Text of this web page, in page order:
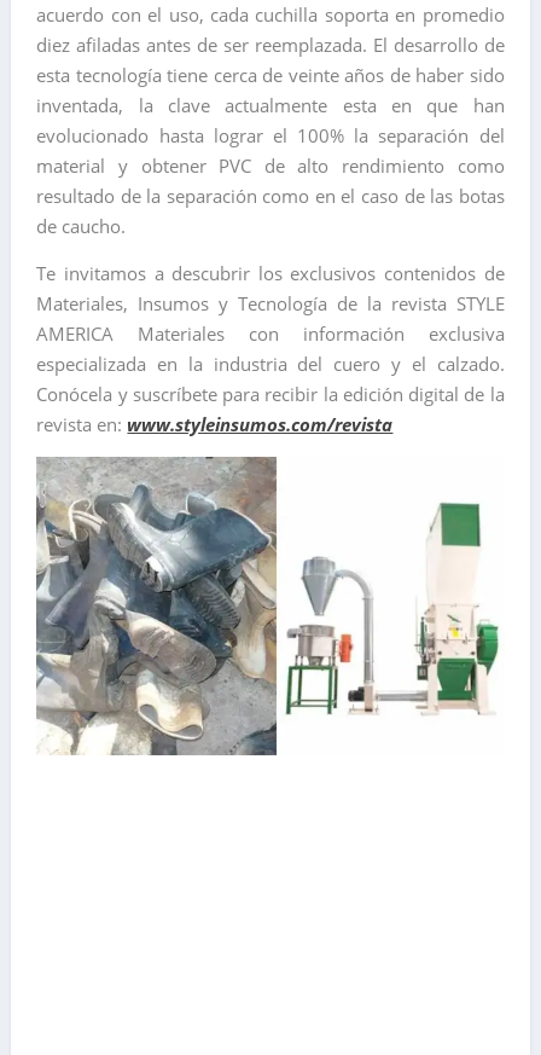
acuerdo con el uso, cada cuchilla soporta en promedio
diez afiladas antes de ser reemplazada. El desarrollo de
esta tecnología tiene cerca de veinte años de haber sido
inventada, la clave actualmente esta en que han
evolucionado hasta lograr el 100% la separación del
material y obtener PVC de alto rendimiento como
resultado de la separación como en el caso de las botas
de caucho.
Te invitamos a descubrir los exclusivos contenidos de
Materiales, Insumos y Tecnología de la revista STYLE
AMERICA Materiales con información exclusiva
especializada en la industria del cuero y el calzado.
Conócela y suscríbete para recibir la edición digital de la
revista en: www.styleinsumos.com/revista